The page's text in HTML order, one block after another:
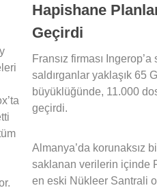
Hapishane
Geçirdi
Fransız firması Ingerop’a
saldırganlar yaklaşık 65
büyüklüğünde, 11.000
geçirdi.
Almanya’da korunaksız
saklanan verilerin içinde
en eski Nükleer Santrali